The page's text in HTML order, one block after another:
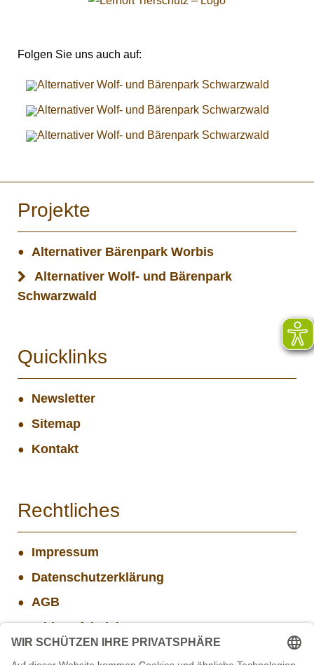
Folgen Sie uns auch auf:
Projekte
Alternativer Bärenpark Worbis
Alternativer Wolf- und Bärenpark
Schwarzwald
Quicklinks
Newsletter
Sitemap
Kontakt
Rechtliches
Impressum
Datenschutzerklärung
AGB
Widerrufsbelehrung